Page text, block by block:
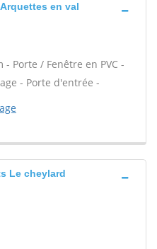
en val
Porte / Fenêtre en PVC -
- Porte d'entrée -
Le cheylard